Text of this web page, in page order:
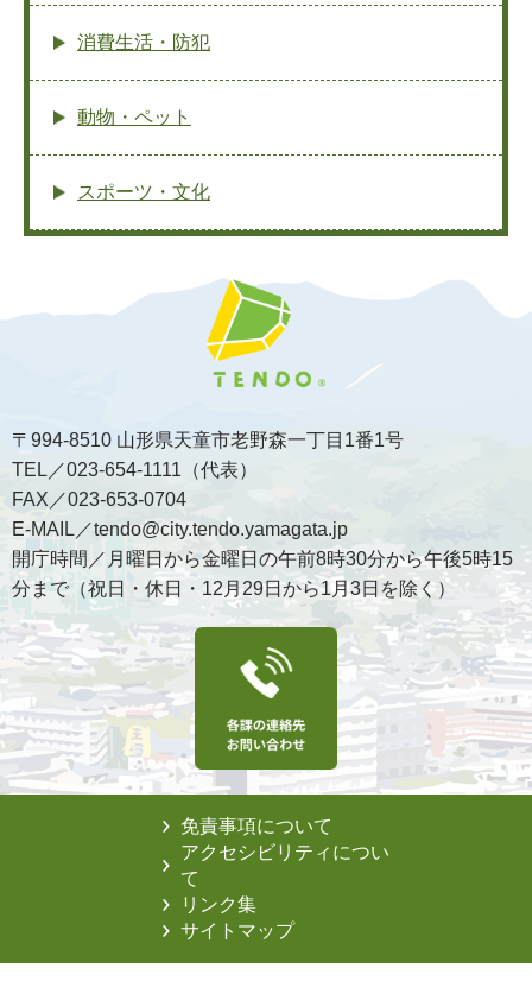
消費生活・防犯
動物・ペット
スポーツ・文化
〒994-8510 山形県天童市老野森一丁目1番1号
TEL／023-654-1111（代表）
FAX／023-653-0704
E-MAIL／tendo@city.tendo.yamagata.jp
開庁時間／月曜日から金曜日の午前8時30分から午後5時15
分まで（祝日・休日・12月29日から1月3日を除く）
免責事項について
アクセシビリティについ
て
リンク集
サイトマップ